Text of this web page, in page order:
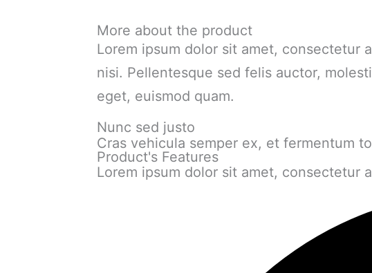
More about the product
Lorem ipsum dolor sit amet, consectetur
nisi. Pellentesque sed felis auctor,
eget, euismod quam.
Nunc sed justo
Cras vehicula semper ex, et fermentum
Product's Features
Lorem ipsum dolor sit amet, consectetur